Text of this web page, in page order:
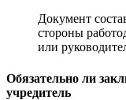
Документ
стороны
или
Обязательно ли
учредитель